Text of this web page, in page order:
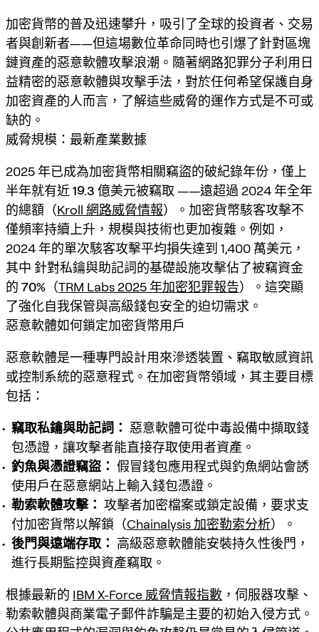
加密貨幣的普及迅速攀升，吸引了全球的投資者、交易
者與創新者——但這場數位革命同時也引爆了針對區塊
鏈資產的惡意軟體攻擊浪潮。隨著網路犯罪分子利用日
益精密的惡意軟體與攻擊手法，對於任何希望保護自身
加密資產的人而言，了解這些威脅的運作方式是不可或
缺的。
威脅規模：最新產業數據
2025 年已成為加密貨幣相關竊盜的破紀錄年份，僅上
半年就有近 19.3 億美元被竊取 ——遠超過 2024 年全年
的總額（Kroll 網路威脅情報）。加密貨幣駭客攻擊不
僅頻率持續上升，規模與技術也更加複雜。例如，
2024 年的單次駭客攻擊平均損失達到 1,400 萬美元，
其中 針對私鑰與助記詞的基礎設施攻擊佔了被竊資金
的 70% （TRM Labs 2025 年加密犯罪報告）。這突顯
了強化自我保管與高級錢包安全的迫切需求。
惡意軟體如何鎖定加密貨幣用戶
惡意軟體是一種專門設計用來滲透裝置、竊取敏感資訊
或控制系統的惡意程式。在加密貨幣領域，其主要目標
包括：
竊取私鑰與助記詞： 惡意軟體可從中毒設備中擷取錢
包憑證，讓攻擊者能直接存取使用者資產。
釣魚與憑證竊盜： 假冒錢包應用程式與釣魚網站會誘
使用戶在惡意網站上輸入錢包憑證。
勒索軟體攻擊： 攻擊者加密檔案或鎖定設備，要求支
付加密貨幣以解鎖（Chainalysis 加密勒索分析）。
後門與遠端存取： 高級惡意軟體能安裝持久性後門，
進行長期監控與資產竊取。
根據最新的 IBM X-Force 威脅情報指數 ，伺服器攻擊、
勒索軟體與商業電子郵件詐騙是主要的初始入侵方式。